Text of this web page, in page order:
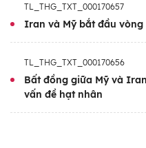
Trong khi đó, Mỹ
hạt nhân lần thứ 5
được thêm một số
chức cấp cao của
phán “mang tính
được thêm tiến
TL_THG_TXT_000170657
Iran và Mỹ bắt đầu
TL_THG_TXT_000170656
Bất đồng giữa Mỹ và
vấn đề hạt nhân